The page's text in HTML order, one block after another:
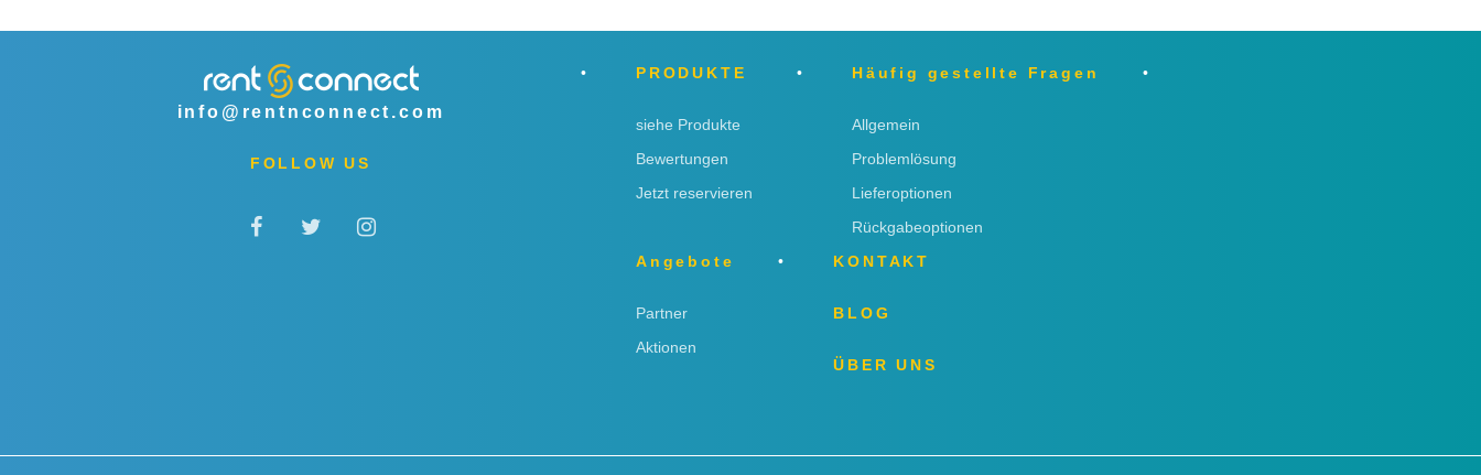
info@rentnconnect.com
FOLLOW US
PRODUKTE
siehe Produkte
Bewertungen
Jetzt reservieren
Häufig gestellte Fragen
Allgemein
Problemlösung
Lieferoptionen
Rückgabeoptionen
Angebote
Partner
Aktionen
KONTAKT
BLOG
ÜBER UNS